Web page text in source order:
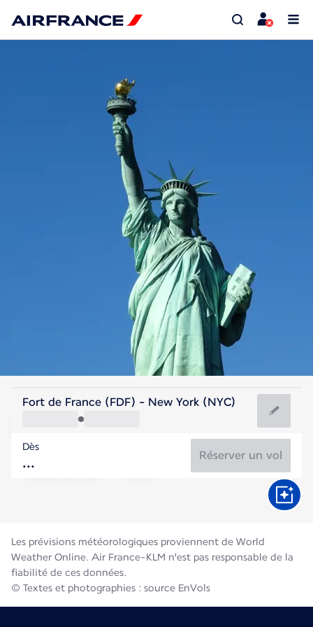
Etats-Unis
New York
Etats-Unis
Durée du vol
Fort de France (FDF) - New York (NYC)
Dès
Réserver un vol
Les prévisions météorologiques proviennent de World
Weather Online. Air France-KLM n'est pas responsable de la
fiabilité de ces données.
© Textes et photographies : source EnVols